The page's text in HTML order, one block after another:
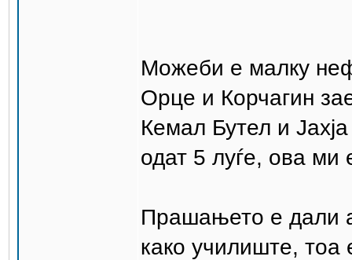
Можеби е малку
Орце и Корчагин
Кемал Бутел и
одат 5 луѓе, ова
Прашањето е дали
како училиште, тоа